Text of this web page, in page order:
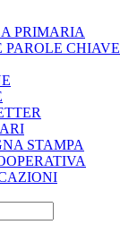
PRIMARIA
PAROLE CHIAVE
STAMPA